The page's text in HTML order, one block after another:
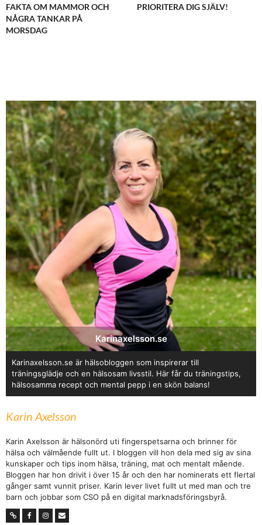
FAKTA OM MAMMOR OCH
NÅGRA TANKAR PÅ
MORSDAG
PRIORITERA DIG SJÄLV!
Karinaxelsson.se
Karinaxelsson.se är hälsobloggen som inspirerar till
träningsglädje och en hälsosam livsstil. Här får du träningstips,
hälsosamma recept och mental pepp i en skön balans!
Karin Axelsson
Karin Axelsson är hälsonörd uti fingerspetsarna och brinner för
hälsa och välmående fullt ut. I bloggen vill hon dela med sig av sina
kunskaper och tips inom hälsa, träning, mat och mentalt mående.
Bloggen har hon drivit i över 15 år och den har nominerats ett flertal
gånger samt vunnit priser. Karin lever livet fullt ut med man och tre
barn och jobbar som CSO på en digital marknadsföringsbyrå.